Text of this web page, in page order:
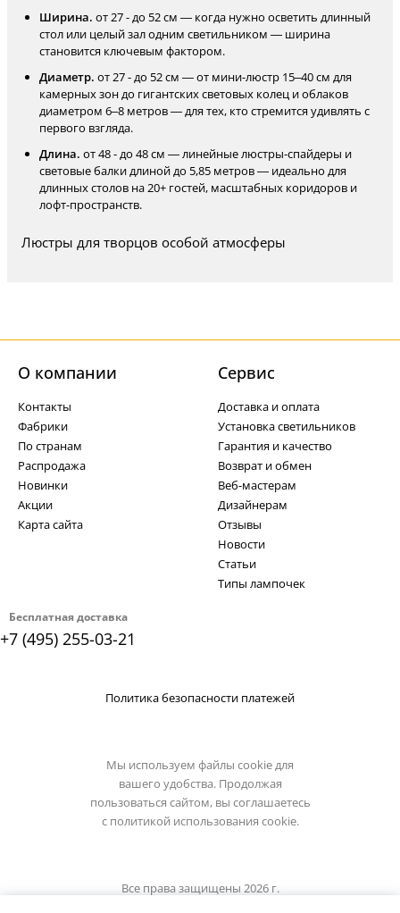
Ширина. от 27 - до 52 см — когда нужно осветить длинный
стол или целый зал одним светильником — ширина
становится ключевым фактором.
Диаметр. от 27 - до 52 см — от мини-люстр 15–40 см для
камерных зон до гигантских световых колец и облаков
диаметром 6–8 метров — для тех, кто стремится удивлять с
первого взгляда.
Длина. от 48 - до 48 см — линейные люстры-спайдеры и
световые балки длиной до 5,85 метров — идеально для
длинных столов на 20+ гостей, масштабных коридоров и
лофт-пространств.
Люстры для творцов особой атмосферы
Бесплатная доставка
+7 (495) 255-03-21
О компании
Контакты
Фабрики
По странам
Распродажа
Новинки
Акции
Карта сайта
Cервис
Доставка и оплата
Установка светильников
Гарантия и качество
Возврат и обмен
Веб-мастерам
Дизайнерам
Отзывы
Новости
Статьи
Типы лампочек
Политика безопасности платежей
Мы используем файлы cookie для
вашего удобства. Продолжая
пользоваться сайтом, вы соглашаетесь
с политикой использования cookie.
Все права защищены 2026 г.